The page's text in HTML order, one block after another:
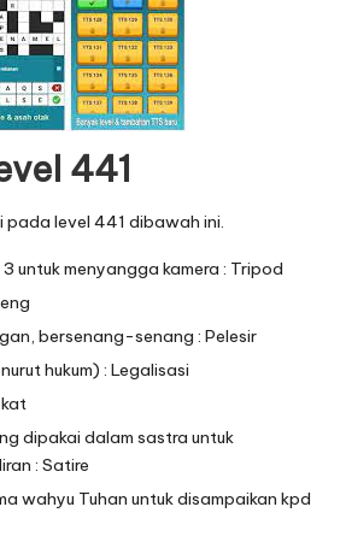
441
level 441 dibawah ini.
untuk menyangga kamera : Tripod
bersenang-senang : Pelesir
hukum) : Legalisasi
dipakai dalam sastra untuk
: Satire
wahyu Tuhan untuk disampaikan kpd